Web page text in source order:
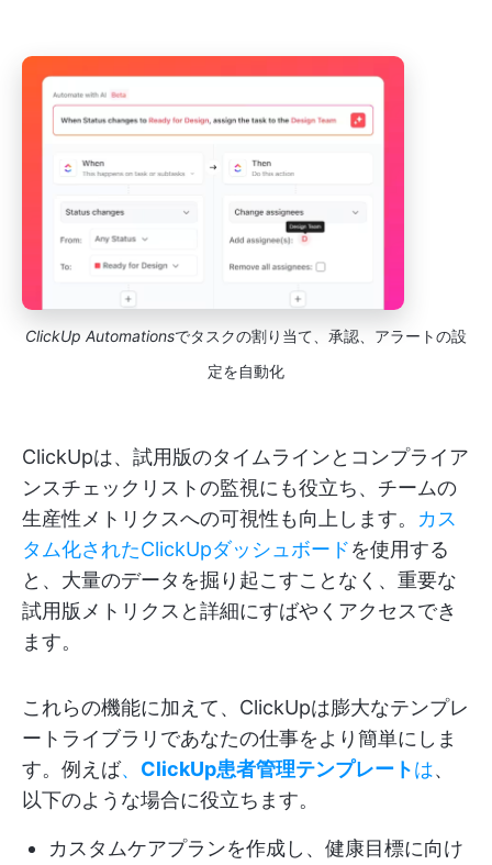
ClickUp Automationsでタスクの割り当て、承認、アラートの設
定を自動化
ClickUpは、試用版のタイムラインとコンプライア
ンスチェックリストの監視にも役立ち、チームの
生産性メトリクスへの可視性も向上します。 カス
タム化されたClickUpダッシュボードを使用する
と、大量のデータを掘り起こすことなく、重要な
試用版メトリクスと詳細にすばやくアクセスでき
ます。
これらの機能に加えて、ClickUpは膨大なテンプレ
ートライブラリであなたの仕事をより簡単にしま
す。例えば、 ClickUp患者管理テンプレートは、
以下のような場合に役立ちます。
カスタムケアプランを作成し、健康目標に向け